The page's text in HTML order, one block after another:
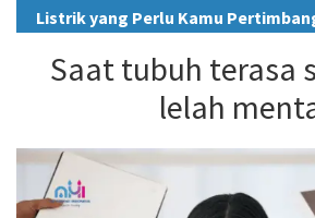
Listrik yang Perlu Kamu
Saat tubuh terasa
lelah